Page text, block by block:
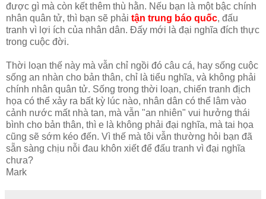
được gì mà còn kết thêm thù hằn. Nếu bạn là một bậc chính
nhân quân tử, thì bạn sẽ phải tận trung báo quốc, đấu
tranh vì lợi ích của nhân dân. Đấy mới là đại nghĩa đích thực
trong cuộc đời.
Thời loạn thế này mà vẫn chỉ ngồi đó câu cá, hay sống cuộc
sống an nhàn cho bản thân, chỉ là tiểu nghĩa, và không phải
chính nhân quân tử. Sống trong thời loạn, chiến tranh địch
họa có thể xảy ra bất kỳ lúc nào, nhân dân có thể lâm vào
cảnh nước mất nhà tan, mà vẫn "an nhiên" vui hưởng thái
bình cho bản thân, thì e là không phải đại nghĩa, mà tai họa
cũng sẽ sớm kéo đến. Vì thế mà tôi vẫn thường hỏi bạn đã
sẵn sàng chịu nỗi đau khôn xiết để đấu tranh vì đại nghĩa
chưa?
Mark